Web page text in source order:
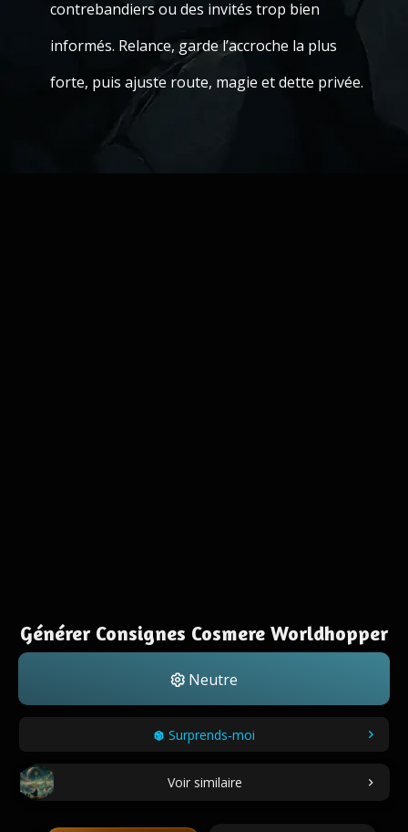
contrebandiers ou des invités trop bien
informés. Relance, garde l’accroche la plus
forte, puis ajuste route, magie et dette privée.
Générer Consignes Cosmere Worldhopper
Neutre
Surprends-moi
Voir similaire